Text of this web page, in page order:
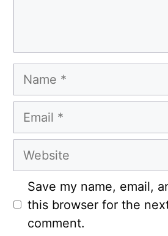
Name
Email
Website
Save my name, email,
this browser for the
comment.